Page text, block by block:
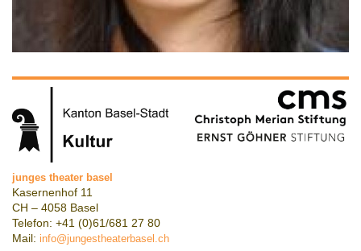
junges theater basel
Kasernenhof 11
CH – 4058 Basel
Telefon: +41 (0)61/681 27 80
Mail: info@jungestheaterbasel.ch